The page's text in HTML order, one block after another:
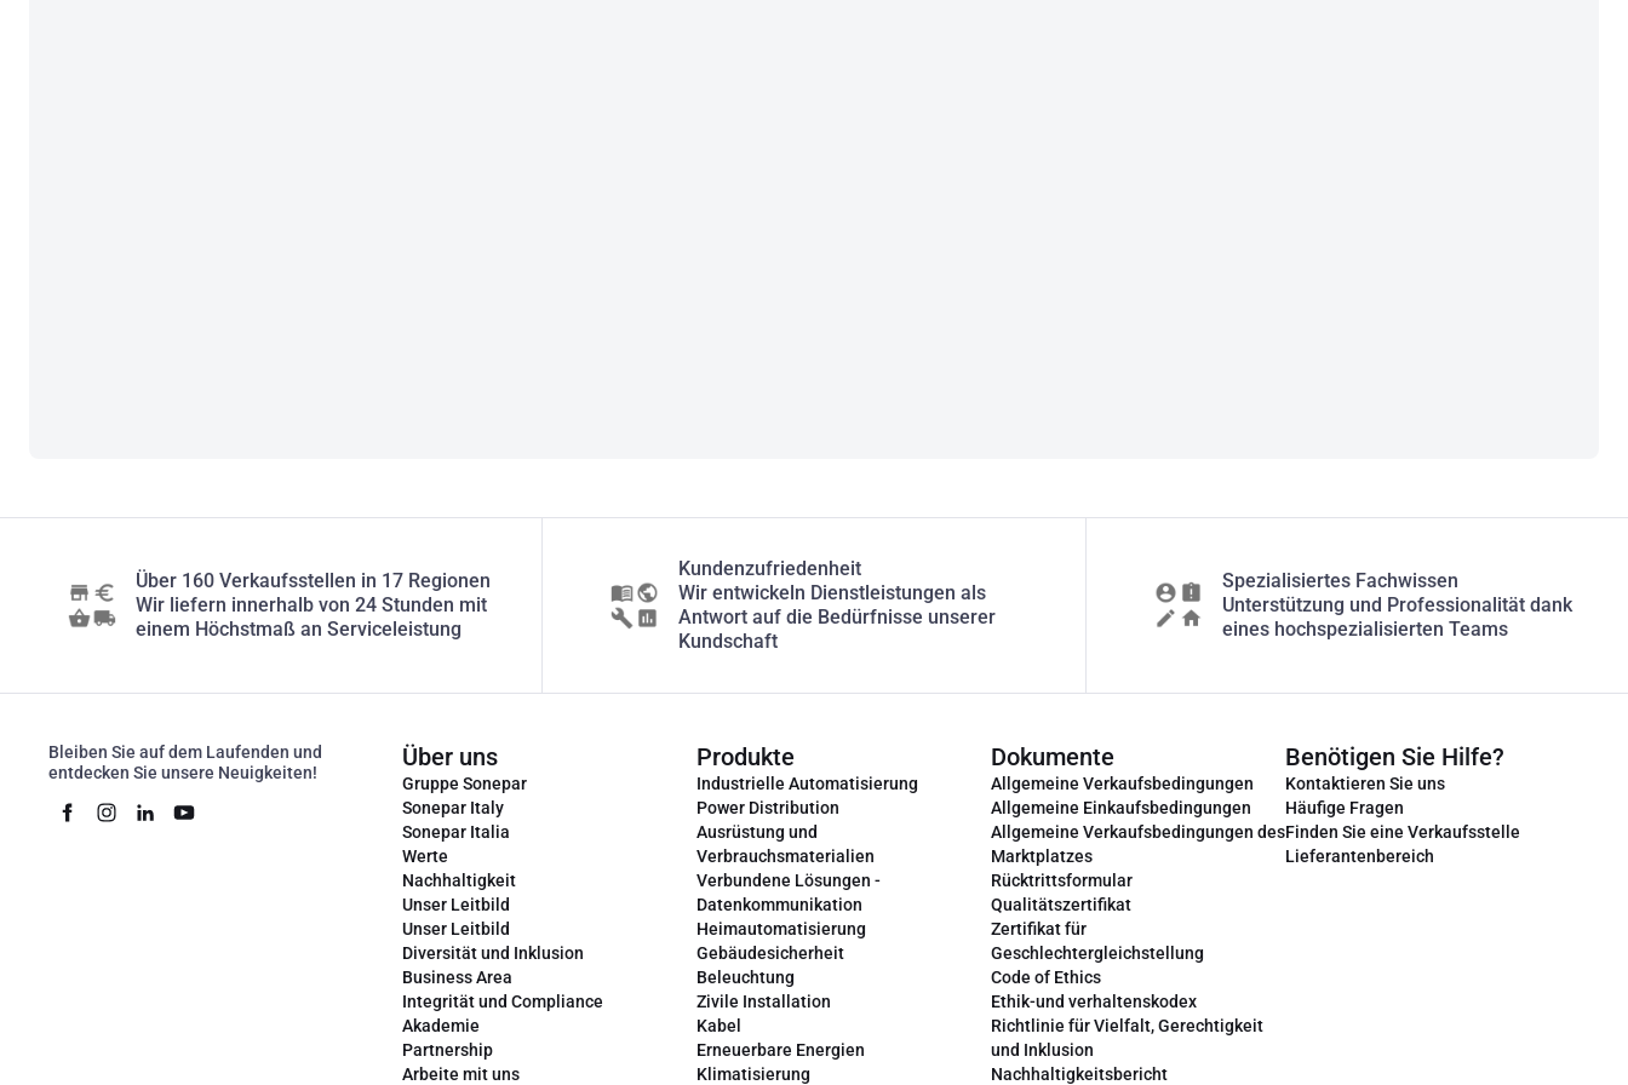
Über 160 Verkaufsstellen in 17 Regionen
Wir liefern innerhalb von 24 Stunden mit
einem Höchstmaß an Serviceleistung
Kundenzufriedenheit
Wir entwickeln Dienstleistungen als
Antwort auf die Bedürfnisse unserer
Kundschaft
Spezialisiertes Fachwissen
Unterstützung und Professionalität dank
eines hochspezialisierten Teams
Bleiben Sie auf dem Laufenden und
entdecken Sie unsere Neuigkeiten!
Über uns
Gruppe Sonepar
Sonepar Italy
Sonepar Italia
Werte
Nachhaltigkeit
Unser Leitbild
Unser Leitbild
Diversität und Inklusion
Business Area
Integrität und Compliance
Akademie
Partnership
Arbeite mit uns
Produkte
Industrielle Automatisierung
Power Distribution
Ausrüstung und
Verbrauchsmaterialien
Verbundene Lösungen -
Datenkommunikation
Heimautomatisierung
Gebäudesicherheit
Beleuchtung
Zivile Installation
Kabel
Erneuerbare Energien
Klimatisierung
Dokumente
Allgemeine Verkaufsbedingungen
Allgemeine Einkaufsbedingungen
Allgemeine Verkaufsbedingungen des
Marktplatzes
Rücktrittsformular
Qualitätszertifikat
Zertifikat für
Geschlechtergleichstellung
Code of Ethics
Ethik-und verhaltenskodex
Richtlinie für Vielfalt, Gerechtigkeit
und Inklusion
Nachhaltigkeitsbericht
Benötigen Sie Hilfe?
Kontaktieren Sie uns
Häufige Fragen
Finden Sie eine Verkaufsstelle
Lieferantenbereich